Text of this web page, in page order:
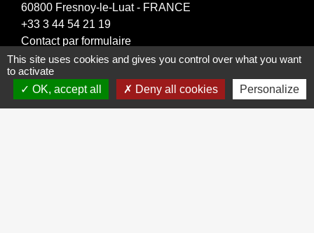
60800 Fresnoy-le-Luat - FRANCE
+33 3 44 54 21 19
Contact par formulaire
This site uses cookies and gives you control over what you want
to activate
OK, accept all
Deny all cookies Personalize